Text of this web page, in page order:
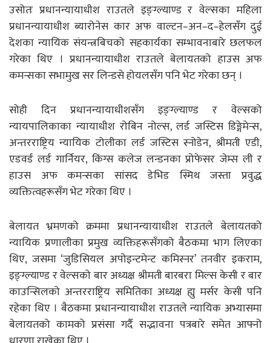
उसोतः प्रधानन्यायाधीश राउतले इङ्ग्ल्याण्ड र वेल्सका महिला
प्रधानन्यायाधीश ब्यारोनेस कार अफ वाल्टन–अन–द–हेलसँग दुई
देशका न्यायिक संयन्त्रबिचको सहकार्यका सम्भावनाबारे छलफल
गरेका थिए । प्रधानन्यायाधीश राउतले बेलायतको हाउस अफ
कमन्सका सभामुख सर लिन्डसे होयलसँग पनि भेट गरेका छन् ।
सोही दिन प्रधानन्यायाधीशसँग इङ्ग्ल्याण्ड र वेल्सको
न्यायपालिकाका न्यायाधीश रोबिन नोल्स, लर्ड जस्टिस डिङ्गेमेन्स,
अन्तरराष्ट्रिय न्यायिक टोलीका लर्ड जस्टिस स्नोडेन, श्रीमती एडी,
एडवर्ड लर्ड गार्नियर, किंग्स कलेज लन्डनका प्रोफेसर जेम्स ली र
हाउस अफ कमन्सका सांसद डेभिड स्मिथ जस्ता प्रवुद्ध
व्यक्तित्वहरूसँग भेट गरेका थिए ।
बेलायत भ्रमणको क्रममा प्रधानन्यायाधीश राउतले बेलायतको
न्यायिक प्रणालीका प्रमुख व्यक्तिहरूसँगको बैठकमा भाग लिएका
थिए, जसमा ‘जुडिसियल अपोइन्टमेन्ट कमिस्नर’ तनवीर इकराम,
इङ्ग्ल्याण्ड र वेल्सको बार अध्यक्ष श्रीमती बारबरा मिल्स केसी र बार
काउन्सिलको अन्तरराष्ट्रिय समितिका अध्यक्ष ह्यु मर्सर केसी पनि
रहेका थिए । बैठकमा प्रधानन्यायाधीश राउतले न्यायिक अभ्यासमा
बेलायतको कामको प्रसंसा गर्दै सद्भावना पत्रबारे समेत आफ्नो